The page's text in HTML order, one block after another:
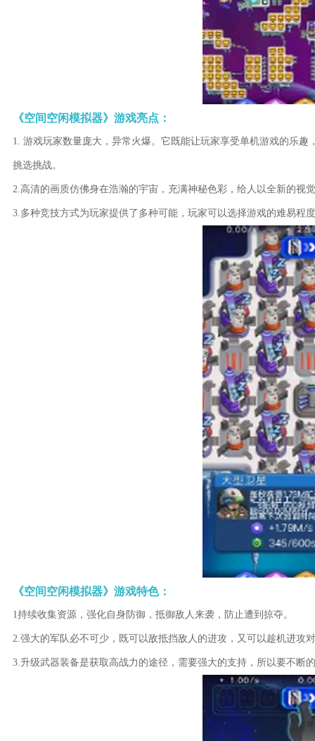
《空间空闲模拟器》游戏亮点：
1. 游戏玩家数量庞大，异常火爆。它既能让玩家享受单机游戏的乐
挑选挑战。
2.高清的画质仿佛身在浩瀚的宇宙，充满神秘色彩，给人以全新的视
3.多种竞技方式为玩家提供了多种可能，玩家可以选择游戏的难易程
《空间空闲模拟器》游戏特色：
1持续收集资源，强化自身防御，抵御敌人来袭，防止遭到掠夺。
2.强大的军队必不可少，既可以敌抵挡敌人的进攻，又可以趁机进攻
3.升级武器装备是获取高战力的途径，需要强大的支持，所以要不断